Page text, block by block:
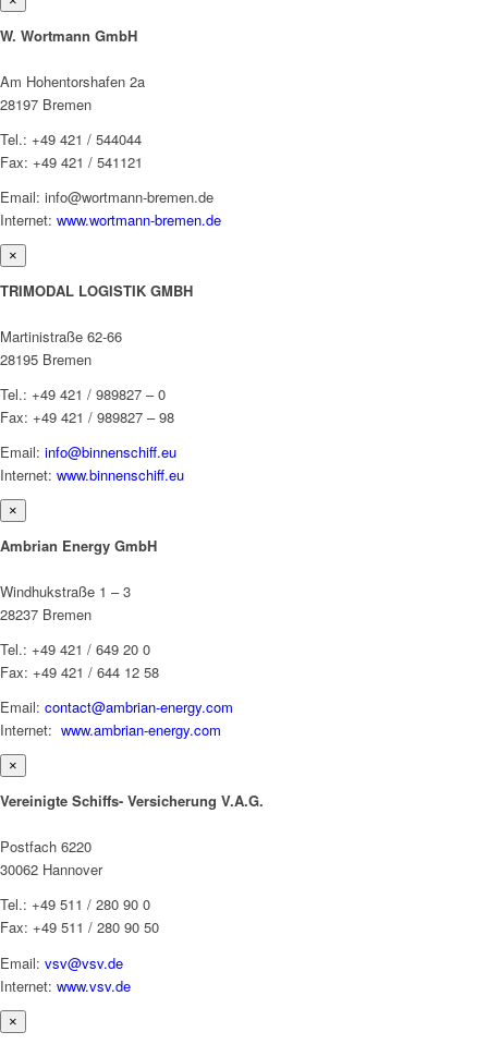
W. Wortmann GmbH
Am Hohentorshafen 2a
28197 Bremen
Tel.: +49 421 / 544044
Fax: +49 421 / 541121
Email: info@wortmann-bremen.de
Internet: www.wortmann-bremen.de
×
TRIMODAL LOGISTIK GMBH
Martinistraße 62-66
28195 Bremen
Tel.: +49 421 / 989827 – 0
Fax: +49 421 / 989827 – 98
Email: info@binnenschiff.eu
Internet: www.binnenschiff.eu
×
Ambrian Energy GmbH
Windhukstraße 1 – 3
28237 Bremen
Tel.: +49 421 / 649 20 0
Fax: +49 421 / 644 12 58
Email: contact@ambrian-energy.com
Internet: www.ambrian-energy.com
×
Vereinigte Schiffs- Versicherung V.A.G.
Postfach 6220
30062 Hannover
Tel.: +49 511 / 280 90 0
Fax: +49 511 / 280 90 50
Email: vsv@vsv.de
Internet: www.vsv.de
×